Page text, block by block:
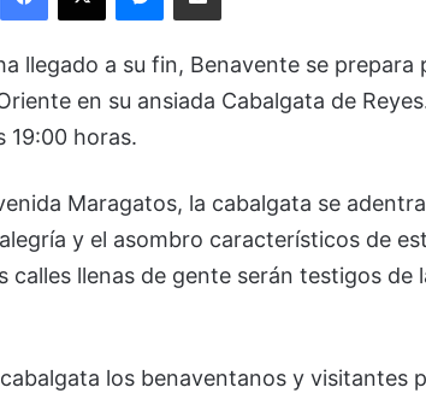
llegado a su fin, Benavente se
en su ansiada Cabalgata de
19:00 horas.
Maragatos, la cabalgata se
y el asombro característicos de
calles llenas de gente serán testigos
los benaventanos y visitantes